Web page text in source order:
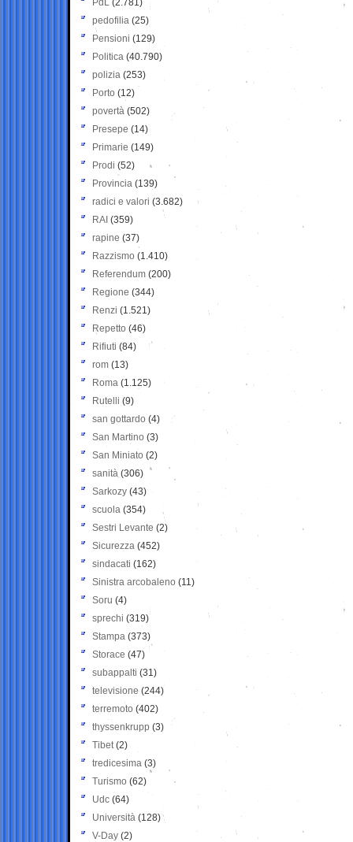
PdL (2.781)
pedofilia (25)
Pensioni (129)
Politica (40.790)
polizia (253)
Porto (12)
povertà (502)
Presepe (14)
Primarie (149)
Prodi (52)
Provincia (139)
radici e valori (3.682)
RAI (359)
rapine (37)
Razzismo (1.410)
Referendum (200)
Regione (344)
Renzi (1.521)
Repetto (46)
Rifiuti (84)
rom (13)
Roma (1.125)
Rutelli (9)
san gottardo (4)
San Martino (3)
San Miniato (2)
sanità (306)
Sarkozy (43)
scuola (354)
Sestri Levante (2)
Sicurezza (452)
sindacati (162)
Sinistra arcobaleno (11)
Soru (4)
sprechi (319)
Stampa (373)
Storace (47)
subappalti (31)
televisione(244)
terremoto (402)
thyssenkrupp (3)
Tibet(2)
tredicesima (3)
Turismo (62)
Udc (64)
Università (128)
V-Day (2)